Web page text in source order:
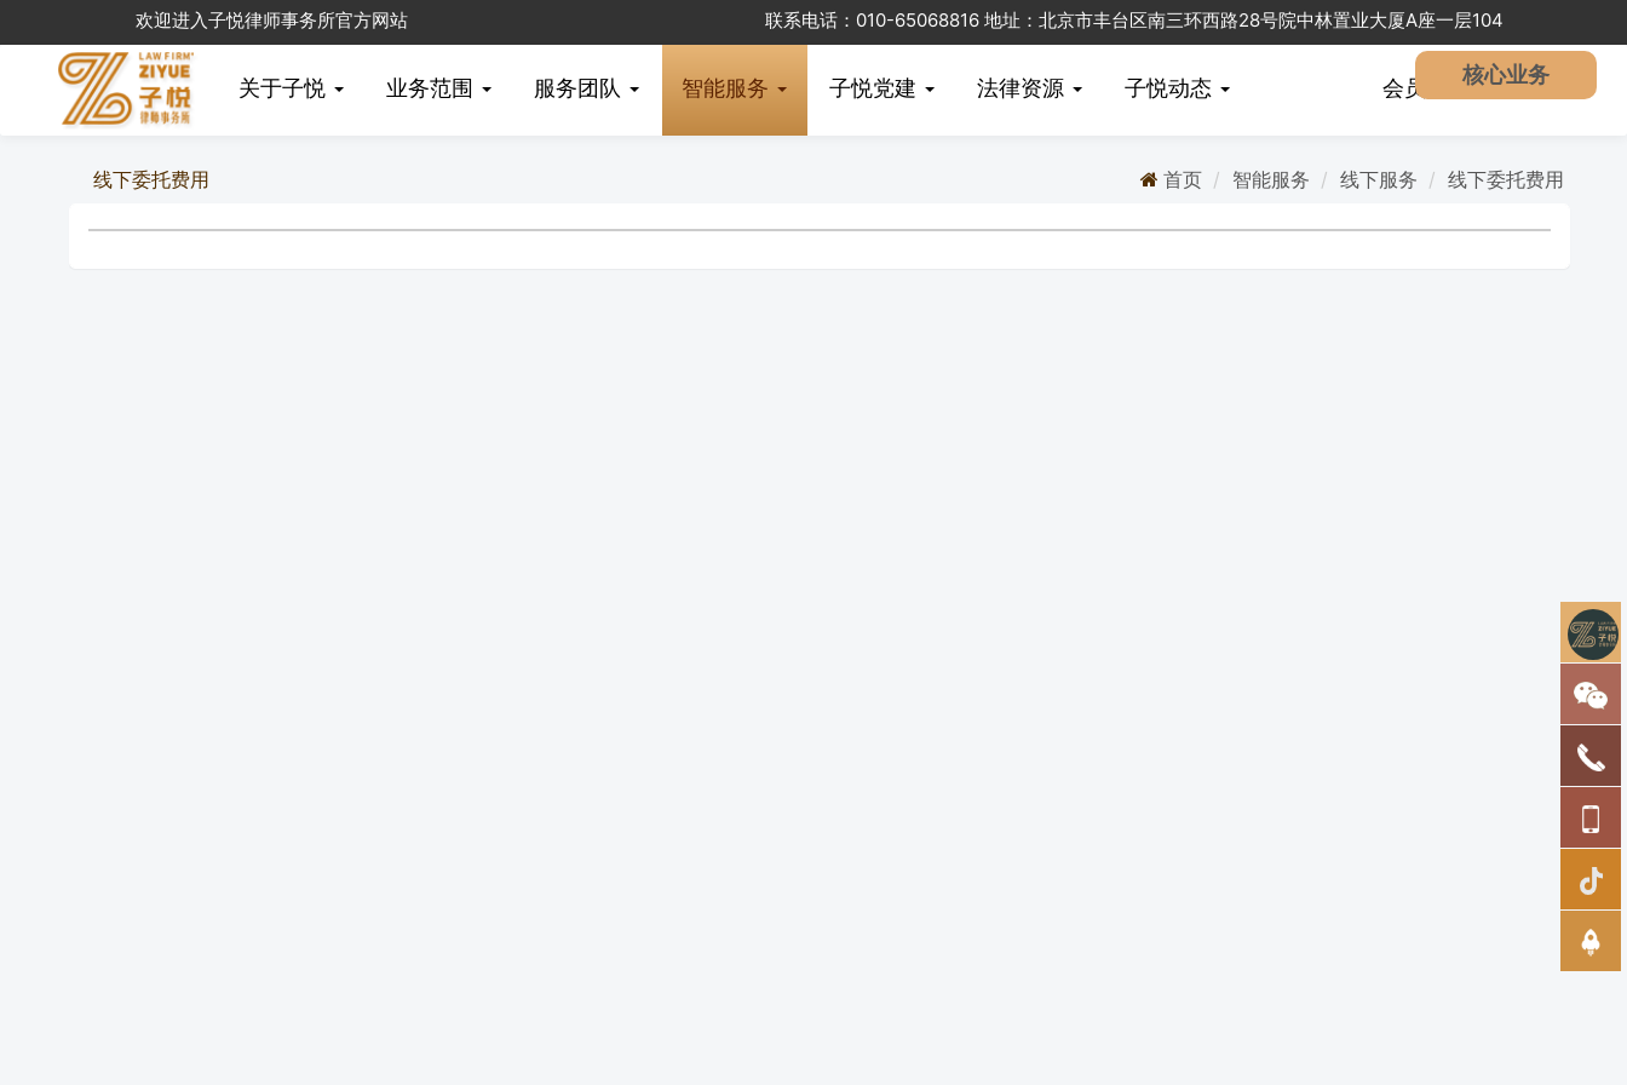
欢迎进入子悦律师事务所官方网站 联系电话：010-65068816 地址：北京市丰台区南三环西路28号院中林置业大厦A座一层104
核心业务
关于子悦 业务范围 服务团队 智能服务 子悦党建 法律资源 子悦动态 会员 中心
线下委托费用 首页 智能服务 线下服务 线下委托费用